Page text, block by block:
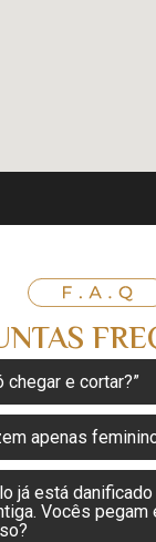
chegar e cortar?”
apenas
já está
Vocês pegam